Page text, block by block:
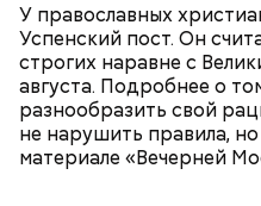
У православных
Успенский пост. Он
строгих наравне с
августа. Подробнее о
разнообразить свой
не нарушить правила,
материале «Вечерней